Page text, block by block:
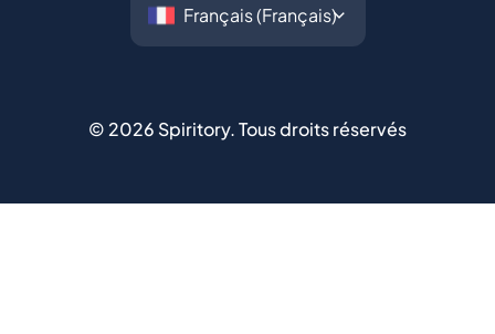
© 2026 Spiritory.Tous droits réservés